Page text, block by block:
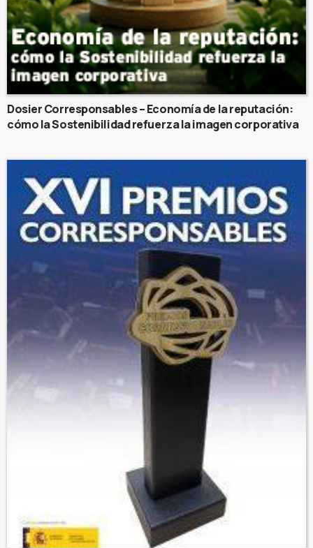
Dosier Corresponsables – Economía de la reputación:
cómo la Sostenibilidad refuerza la imagen corporativa